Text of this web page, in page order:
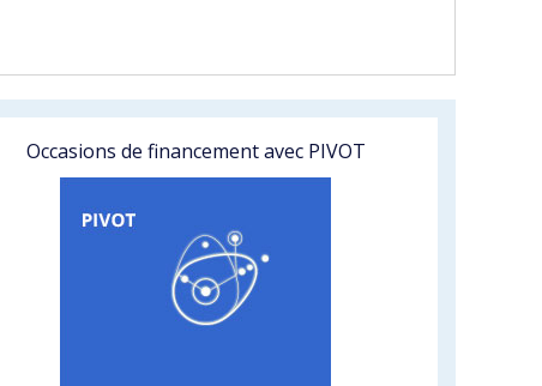
Occasions de financement avec PIVOT